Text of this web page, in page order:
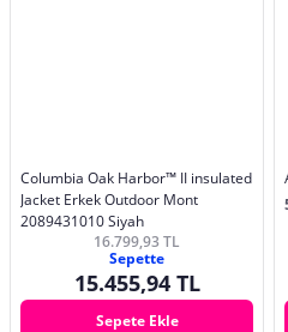
Columbia Oak Harbor™ II insulated
Jacket Erkek Outdoor Mont
2089431010 Siyah
16.799,93 TL
Sepette
15.455,94 TL
Sepete Ekle